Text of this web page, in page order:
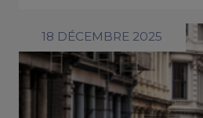
18 DÉCEMBRE 2025